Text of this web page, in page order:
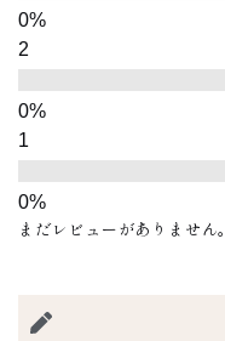
2
1
まだレビューがありません。